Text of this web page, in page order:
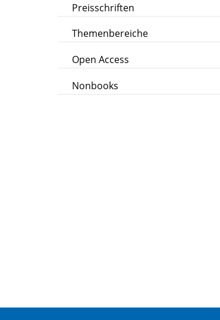
Preisschriften
Themenbereiche
Open Access
Nonbooks